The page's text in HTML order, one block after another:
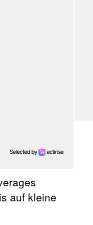
auf kleine